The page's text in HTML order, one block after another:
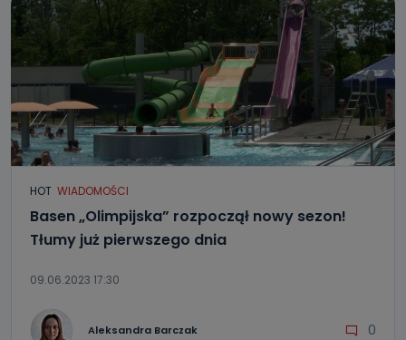
HOT WIADOMOŚCI
Basen „Olimpijska” rozpoczął nowy sezon!
Tłumy już pierwszego dnia
09.06.2023 17:30
Aleksandra Barczak 0